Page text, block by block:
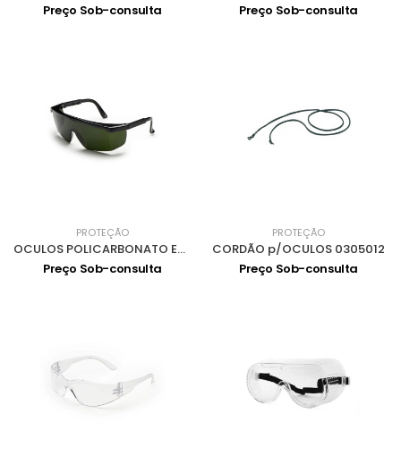
Preço Sob-consulta
Preço Sob-consulta
PROTEÇÃO
OCULOS POLICARBONATO ESCUROS T5 0301039
Preço Sob-consulta
PROTEÇÃO
CORDÃO p/OCULOS 0305012
Preço Sob-consulta